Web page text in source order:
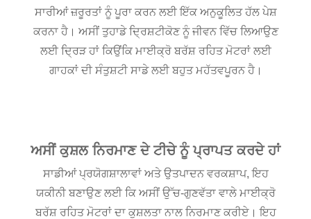
ਸਾਰੀਆਂ ਜ਼ਰੂਰਤਾਂ ਨੂੰ ਪੂਰਾ ਕਰਨ ਲਈ ਇੱਕ ਅਨੁਕੂਲਿਤ ਹੱਲ ਪੇਸ਼
ਕਰਨਾ ਹੈ। ਅਸੀਂ ਤੁਹਾਡੇ ਦ੍ਰਿਸ਼ਟੀਕੋਣ ਨੂੰ ਜੀਵਨ ਵਿੱਚ ਲਿਆਉਣ
ਲਈ ਦ੍ਰਿੜ ਹਾਂ ਕਿਉਂਕਿ ਮਾਈਕ੍ਰੋ ਬਰੱਸ਼ ਰਹਿਤ ਮੋਟਰਾਂ ਲਈ
ਗਾਹਕਾਂ ਦੀ ਸੰਤੁਸ਼ਟੀ ਸਾਡੇ ਲਈ ਬਹੁਤ ਮਹੱਤਵਪੂਰਨ ਹੈ।
ਅਸੀਂ ਕੁਸ਼ਲ ਨਿਰਮਾਣ ਦੇ ਟੀਚੇ ਨੂੰ ਪ੍ਰਾਪਤ ਕਰਦੇ ਹਾਂ
ਸਾਡੀਆਂ ਪ੍ਰਯੋਗਸ਼ਾਲਾਵਾਂ ਅਤੇ ਉਤਪਾਦਨ ਵਰਕਸ਼ਾਪ, ਇਹ
ਯਕੀਨੀ ਬਣਾਉਣ ਲਈ ਕਿ ਅਸੀਂ ਉੱਚ-ਗੁਣਵੱਤਾ ਵਾਲੇ ਮਾਈਕ੍ਰੋ
ਬਰੱਸ਼ ਰਹਿਤ ਮੋਟਰਾਂ ਦਾ ਕੁਸ਼ਲਤਾ ਨਾਲ ਨਿਰਮਾਣ ਕਰੀਏ। ਇਹ